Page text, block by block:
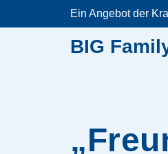
Inhalt
Ein Angebot der
BIG